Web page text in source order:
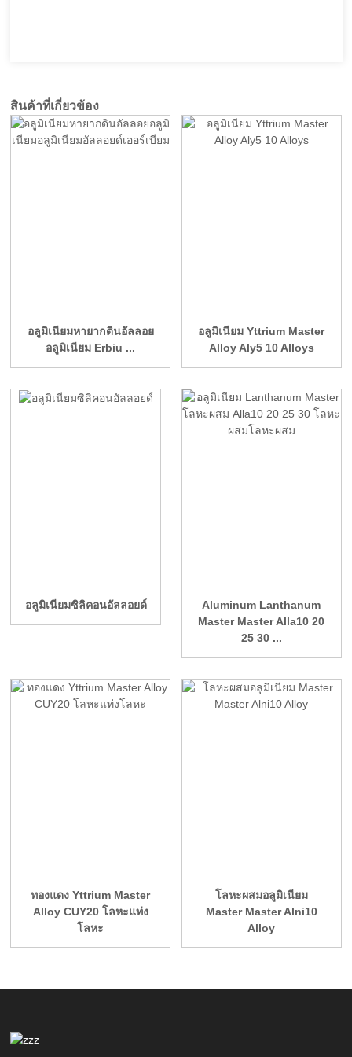
สินค้าที่เกี่ยวข้อง
อลูมิเนียมหายากดินอัลลอย
อลูมิเนียม Erbiu ...
อลูมิเนียม Yttrium Master
Alloy Aly5 10 Alloys
อลูมิเนียมซิลิคอนอัลลอยด์
Aluminum Lanthanum
Master Master Alla10 20
25 30 ...
ทองแดง Yttrium Master
Alloy CUY20 โลหะแท่ง
โลหะ
โลหะผสมอลูมิเนียม
Master Master Alni10
Alloy